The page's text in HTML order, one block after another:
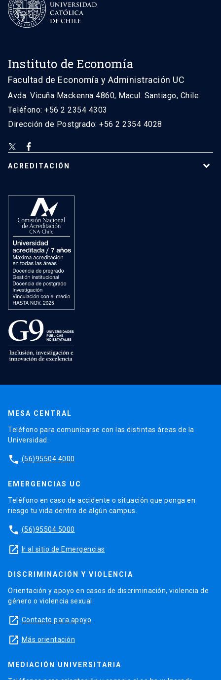
Instituto de Economía
Facultad de Economía y Administración UC
Avda. Vicuña Mackenna 4860, Macul. Santiago, Chile
Teléfono: +56 2 2354 4303
Dirección de Postgrado: +56 2 2354 4028
ACREDITACIÓN
MESA CENTRAL
Teléfono para comunicarse con las distintas áreas de la
Universidad.
phone (56)95504 4000
EMERGENCIAS UC
Teléfono en caso de accidente o situación que ponga en
riesgo tu vida dentro de algún campus.
phone (56)95504 5000
launch Ir al sitio de Emergencias
DISCRIMINACIÓN Y VIOLENCIA
Orientación y apoyo en casos de discriminación, violencia de
género o violencia sexual.
launch Contacto para apoyo
launch Más orientación
MEDIACIÓN UNIVERSITARIA